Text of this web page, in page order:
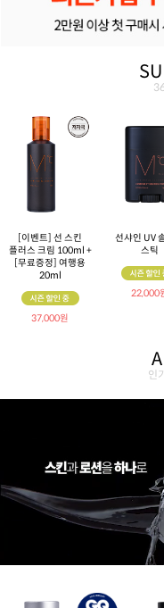
[이벤트] 선 스킨
플러스 크림 100ml +
[무료증정] 여행용
20ml
37,000원
선샤인 UV
스틱
22,000
인